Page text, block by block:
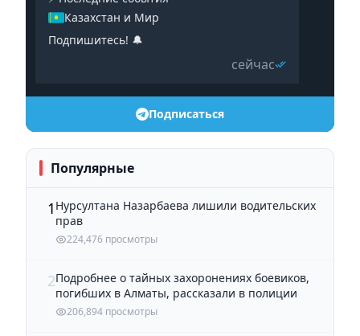
Казахстан и Мир
Подпишитесь! 🔔
сейчас
Подписаться
Популярные
1 Нурсултана Назарбаева лишили водительских
прав
224,476 просмотры
2Подробнее о тайных захоронениях боевиков,
погибших в Алматы, рассказали в полиции
206,894 просмотры